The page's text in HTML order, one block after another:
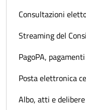
Consultazioni
Streaming del
PagoPA,
Posta elettronica
Albo, atti e delibere